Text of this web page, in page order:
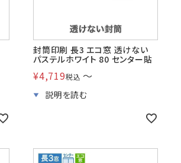
封筒印刷 長3 エコ窓 透けない
パステルホワイト 80 センター貼
¥4,719税込 〜